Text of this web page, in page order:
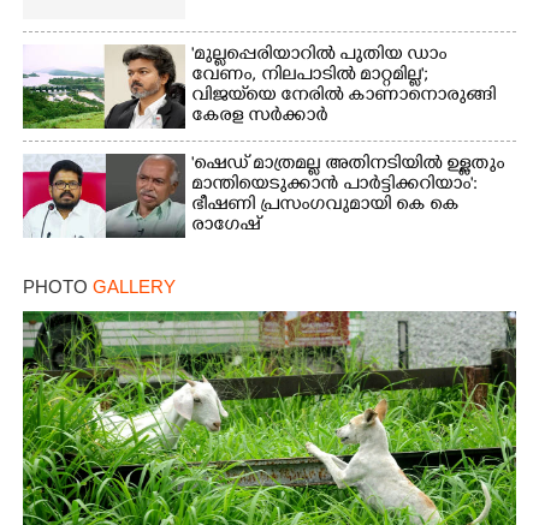
'മുല്ലപ്പെരിയാറിൽ പുതിയ ഡാം
വേണം, നിലപാടിൽ മാറ്റമില്ല';
വിജയ്‌യെ നേരിൽ കാണാനൊരുങ്ങി
കേരള സർക്കാർ
'ഷെഡ് മാത്രമല്ല അതിനടിയിൽ ഉള്ളതും
മാന്തിയെടുക്കാൻ പാർട്ടിക്കറിയാം':
ഭീഷണി പ്രസംഗവുമായി കെ കെ
രാഗേഷ്
PHOTO GALLERY